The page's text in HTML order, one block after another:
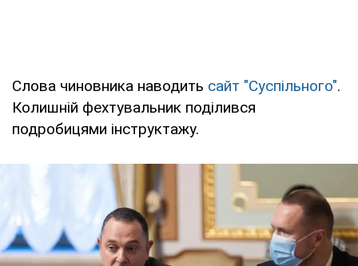
Слова чиновника наводить сайт "Суспільного".
Колишній фехтувальник поділився
подробицями інструктажу.